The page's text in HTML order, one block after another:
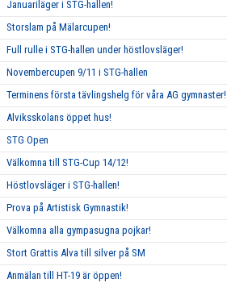
Januariläger i STG-hallen!
Storslam på Mälarcupen!
Full rulle i STG-hallen under höstlovsläger!
Novembercupen 9/11 i STG-hallen
Terminens första tävlingshelg för våra AG gymnaster!
Alviksskolans öppet hus!
STG Open
Välkomna till STG-Cup 14/12!
Höstlovsläger i STG-hallen!
Prova på Artistisk Gymnastik!
Välkomna alla gympasugna pojkar!
Stort Grattis Alva till silver på SM
Anmälan till HT-19 är öppen!